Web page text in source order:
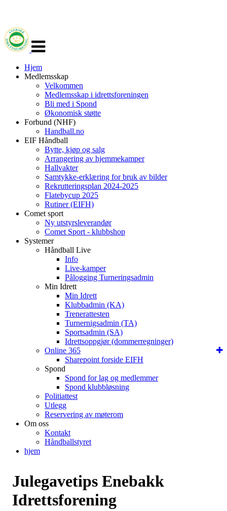
navigasjon
Hjem
Medlemsskap
Velkommen
Medlemsskap i idrettsforeningen
Bli med i Spond
Økonomisk støtte
Forbund (NHF)
Handball.no
EIF Håndball
Bytte, kjøp og salg
Arrangering av hjemmekamper
Hallvakter
Samtykke-erklæring for bruk av bilder
Rekrutteringsplan 2024-2025
Flatebycup 2025
Rutiner (EIFH)
Comet sport
Ny utstyrsleverandør
Comet Sport - klubbshop
Systemer
Håndball Live
Info
Live-kamper
Pålogging Turneringsadmin
Min Idrett
Min Idrett
Klubbadmin (KA)
Trenerattesten
Turnernigsadmin (TA)
Sportsadmin (SA)
Idrettsoppgjør (dommerregninger)
Online 365
Sharepoint forside EIFH
Spond
Spond for lag og medlemmer
Spond klubbløsning
Politiattest
Utlegg
Reservering av møterom
Om oss
Kontakt
Håndballstyret
hjem
Julegavetips Enebakk
Idrettsforening